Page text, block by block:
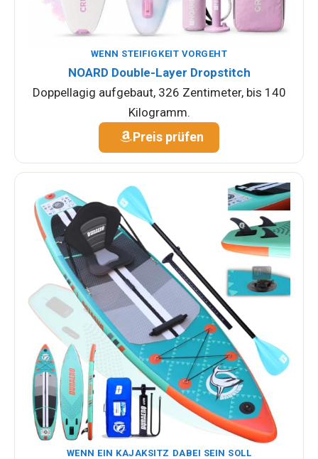
WENN STEIFIGKEIT VORGEHT
NOARD Double-Layer Dropstitch
Doppellagig aufgebaut, 326 Zentimeter, bis 140
Kilogramm.
Preis prüfen
WENN EIN KAJAKSITZ DABEI SEIN SOLL